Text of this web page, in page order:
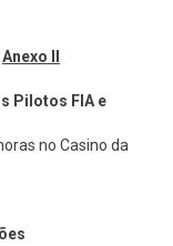
Anexo
Pilotos FIA e
no Casino da